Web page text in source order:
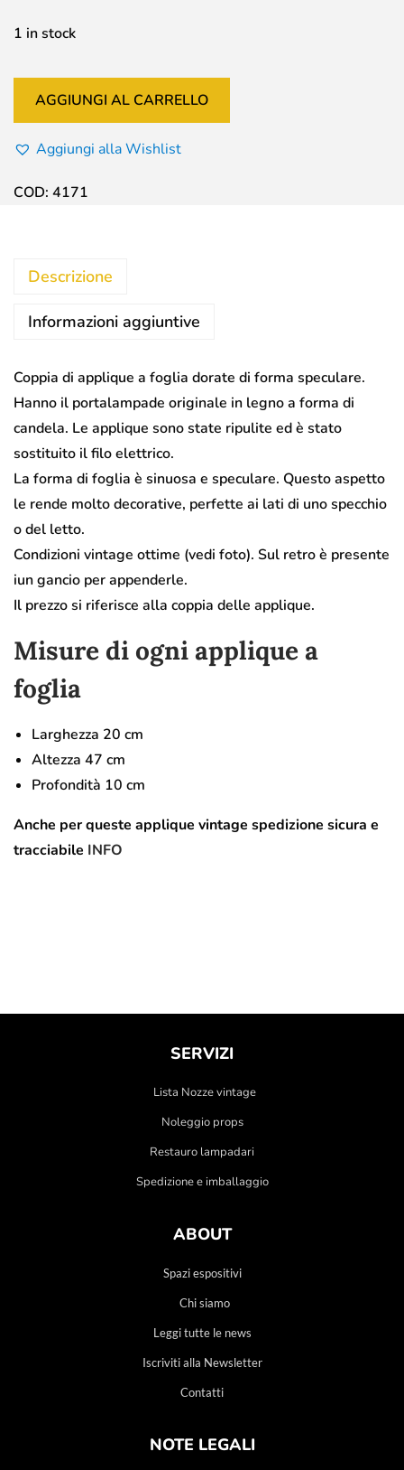
1 in stock
AGGIUNGI AL CARRELLO
Aggiungi alla Wishlist
COD: 4171
Descrizione
Informazioni aggiuntive
Coppia di applique a foglia dorate di forma speculare.
Hanno il portalampade originale in legno a forma di
candela. Le applique sono state ripulite ed è stato
sostituito il filo elettrico.
La forma di foglia è sinuosa e speculare. Questo aspetto
le rende molto decorative, perfette ai lati di uno specchio
o del letto.
Condizioni vintage ottime (vedi foto). Sul retro è presente
iun gancio per appenderle.
Il prezzo si riferisce alla coppia delle applique.
Misure di ogni applique a
foglia
Larghezza 20 cm
Altezza 47 cm
Profondità 10 cm
Anche per queste applique vintage spedizione sicura e
tracciabile INFO
SERVIZI
Lista Nozze vintage
Noleggio props
Restauro lampadari
Spedizione e imballaggio
ABOUT
Spazi espositivi
Chi siamo
Leggi tutte le news
Iscriviti alla Newsletter
Contatti
NOTE LEGALI